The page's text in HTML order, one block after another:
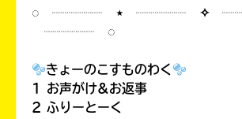
◌ ┈┈┈┈ ⋆ ┈┈┈┈ ✧
┈┈┈┈ ◌
きょーのこすものわく
1 お声がけ&お返事
2 ふりーとーく